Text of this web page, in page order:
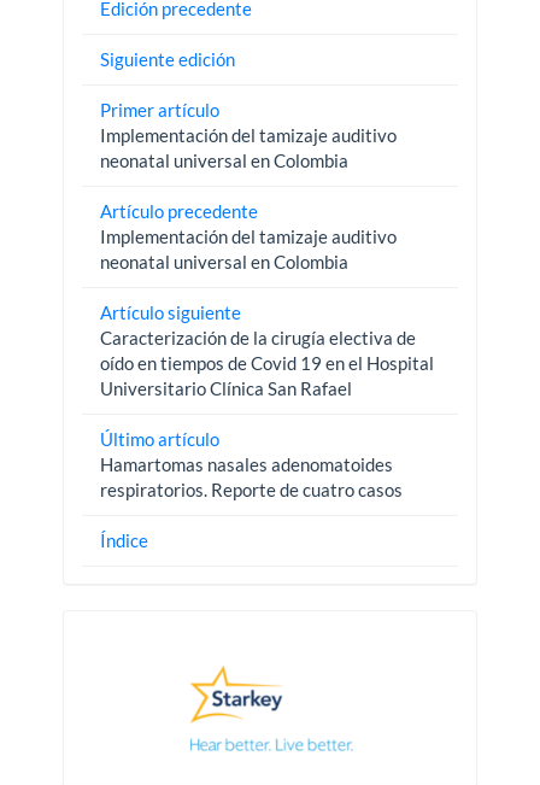
Edición precedente
Siguiente edición
Primer artículo
Implementación del tamizaje auditivo
neonatal universal en Colombia
Artículo precedente
Implementación del tamizaje auditivo
neonatal universal en Colombia
Artículo siguiente
Caracterización de la cirugía electiva de
oído en tiempos de Covid 19 en el Hospital
Universitario Clínica San Rafael
Último artículo
Hamartomas nasales adenomatoides
respiratorios. Reporte de cuatro casos
Índice